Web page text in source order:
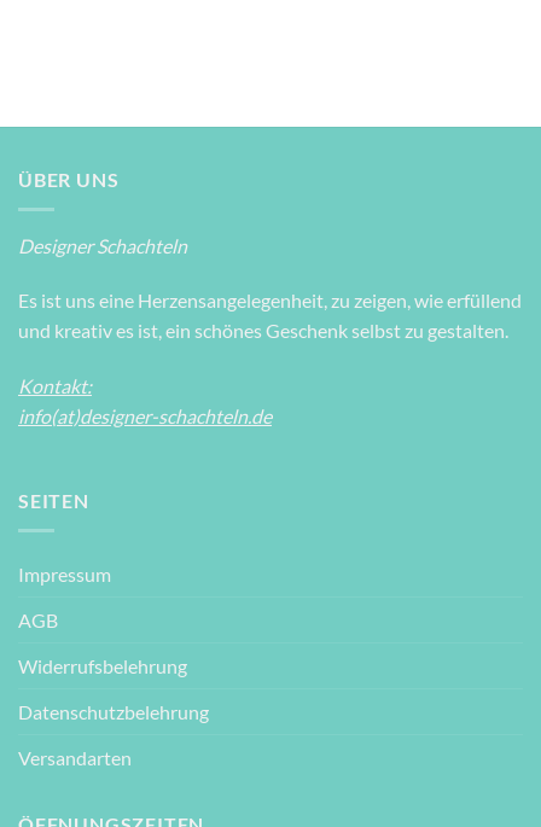
ÜBER UNS
Designer Schachteln
Es ist uns eine Herzensangelegenheit, zu zeigen, wie erfüllend
und kreativ es ist, ein schönes Geschenk selbst zu gestalten.
Kontakt:
info(at)designer-schachteln.de
SEITEN
Impressum
AGB
Widerrufsbelehrung
Datenschutzbelehrung
Versandarten